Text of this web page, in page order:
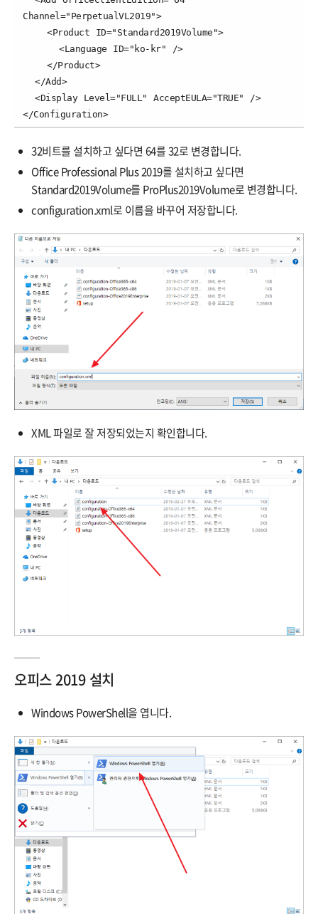
Channel="PerpetualVL2019">
</Configuration>
32비트를 설치하고 싶다면 64를 32로 변경합니다.
Office Professional Plus 2019를 설치하고 싶다면
Standard2019Volume를 ProPlus2019Volume로 변경합니다.
configuration.xml로 이름을 바꾸어 저장합니다.
XML 파일로 잘 저장되었는지 확인합니다.
오피스 2019 설치
Windows PowerShell을 엽니다.